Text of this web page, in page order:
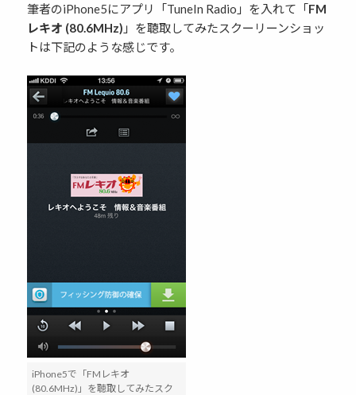
筆者のiPhone5にアプリ「TuneIn Radio」を入れて「FM
レキオ (80.6MHz) 」を聴取してみたスクーリーンショッ
トは下記のような感じです。
iPhone5で「FMレキオ
(80.6MHz)」を聴取してみたスク